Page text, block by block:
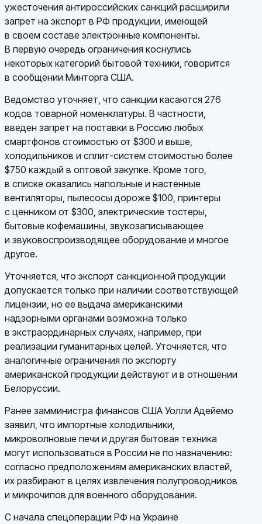
ужесточения антироссийских санкций расширили
запрет на экспорт в РФ продукции, имеющей
в своем составе электронные компоненты.
В первую очередь ограничения коснулись
некоторых категорий бытовой техники, говорится
в сообщении Минторга США.
Ведомство уточняет, что санкции касаются 276
кодов товарной номенклатуры. В частности,
введен запрет на поставки в Россию любых
смартфонов стоимостью от $300 и выше,
холодильников и сплит-систем стоимостью более
$750 каждый в оптовой закупке. Кроме того,
в списке оказались напольные и настенные
вентиляторы, пылесосы дороже $100, принтеры
с ценником от $300, электрические тостеры,
бытовые кофемашины, звукозаписывающее
и звуковоспроизводящее оборудование и многое
другое.
Уточняется, что экспорт санкционной продукции
допускается только при наличии соответствующей
лицензии, но ее выдача американскими
надзорными органами возможна только
в экстраординарных случаях, например, при
реализации гуманитарных целей. Уточняется, что
аналогичные ограничения по экспорту
американской продукции действуют и в отношении
Белоруссии.
Ранее замминистра финансов США Уолли Адейемо
заявил, что импортные холодильники,
микроволновые печи и другая бытовая техника
могут использоваться в России не по назначению:
согласно предположениям американских властей,
их разбирают в целях извлечения полупроводников
и микрочипов для военного оборудования.
С начала спецоперации РФ на Украине